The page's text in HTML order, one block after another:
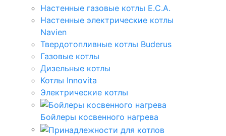
Настенные газовые котлы E.C.A.
Настенные электрические котлы
Navien
Твердотопливные котлы Buderus
Газовые котлы
Дизельные котлы
Котлы Innovita
Электрические котлы
Бойлеры косвенного нагрева